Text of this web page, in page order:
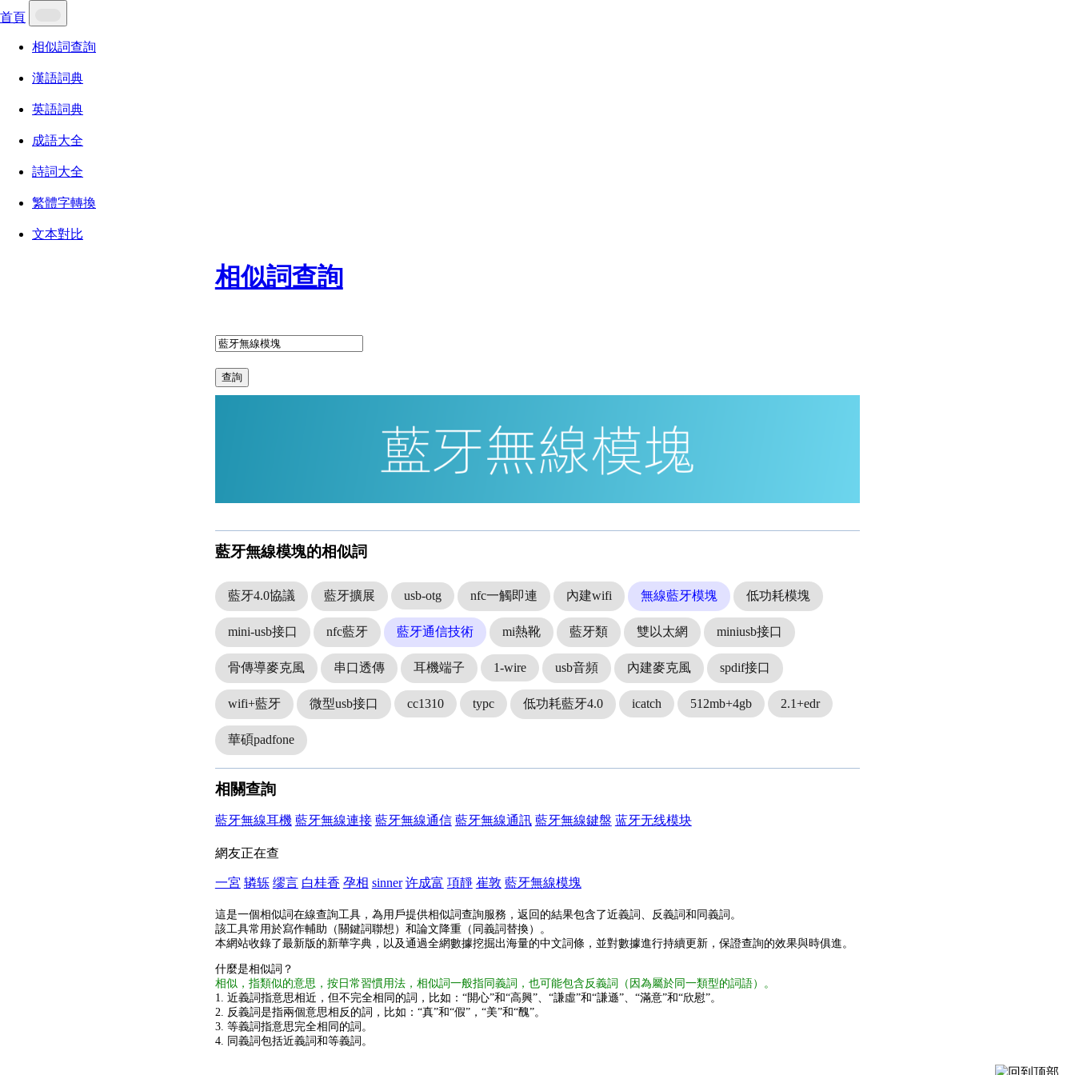
首頁
相似詞查詢
漢語詞典
英語詞典
成語大全
詩詞大全
繁體字轉換
文本對比
相似詞查詢
查詢
藍牙無線模塊的相似詞
藍牙4.0協議 藍牙擴展 usb-otg nfc一觸即連 內建wifi 無線藍牙模塊 低功耗模塊
mini-usb接口 nfc藍牙 藍牙通信技術 mi熱靴 藍牙類 雙以太網 miniusb接口
骨傳導麥克風 串口透傳 耳機端子 1-wire usb音頻 內建麥克風 spdif接口
wifi+藍牙 微型usb接口 cc1310 typc 低功耗藍牙4.0 icatch 512mb+4gb 2.1+edr
華碩padfone
相關查詢
藍牙無線耳機 藍牙無線連接 藍牙無線通信 藍牙無線通訊 藍牙無線鍵盤 蓝牙无线模块
網友正在查
一宮 辚轹 缪言 白桂香 孕相 sinner 许成富 項靜 崔敦 藍牙無線模塊
這是一個相似詞在線查詢工具，為用戶提供相似詞查詢服務，返回的結果包含了近義詞、反義詞和同義詞。
該工具常用於寫作輔助（關鍵詞聯想）和論文降重（同義詞替換）。
本網站收錄了最新版的新華字典，以及通過全網數據挖掘出海量的中文詞條，並對數據進行持續更新，保證查詢的效果與時俱進。
什麼是相似詞？
相似，指類似的意思，按日常習慣用法，相似詞一般指同義詞，也可能包含反義詞（因為屬於同一類型的詞語）。
1. 近義詞指意思相近，但不完全相同的詞，比如：“開心”和“高興”、“謙虛”和“謙遜”、“滿意”和“欣慰”。
2. 反義詞是指兩個意思相反的詞，比如：“真”和“假”，“美”和“醜”。
3. 等義詞指意思完全相同的詞。
4. 同義詞包括近義詞和等義詞。